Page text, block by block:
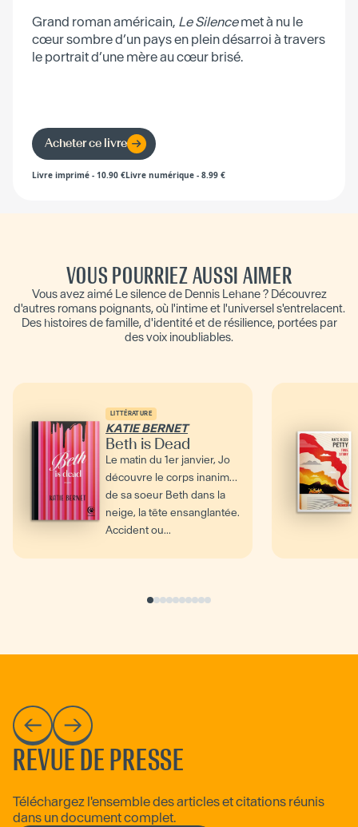
Grand roman américain, Le Silencemet à nu le
cœur sombre d’un pays en plein désarroi à travers
le portrait d’une mère au cœur brisé.
Acheter ce livre
Livre imprimé - 10.90 €Livre numérique - 8.99 €
VOUS POURRIEZ AUSSI AIMER
Vous avez aimé Le silence de Dennis Lehane ? Découvrez
d'autres romans poignants, où l'intime et l'universel s'entrelacent.
Des histoires de famille, d'identité et de résilience, portées par
des voix inoubliables.
LITTÉRATURE
KATIE BERNET
Beth is Dead
Le matin du 1er janvier, Jo
découvre le corps inanimé
de sa soeur Beth dans la
neige, la tête ensanglantée.
Accident ou...
REVUE DE PRESSE
Téléchargez l'ensemble des articles et citations réunis
dans un document complet.